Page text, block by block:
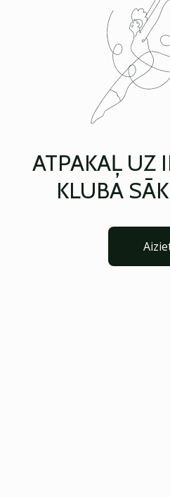
ATPAKAĻ UZ
KLUBA